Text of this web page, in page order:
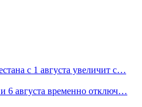
с 1 августа увеличит с…
6 августа временно отключ…